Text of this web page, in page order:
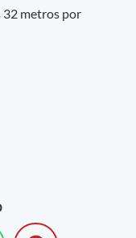
32 metros por